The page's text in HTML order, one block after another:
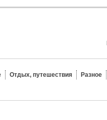
Отдых, путешествия Разное